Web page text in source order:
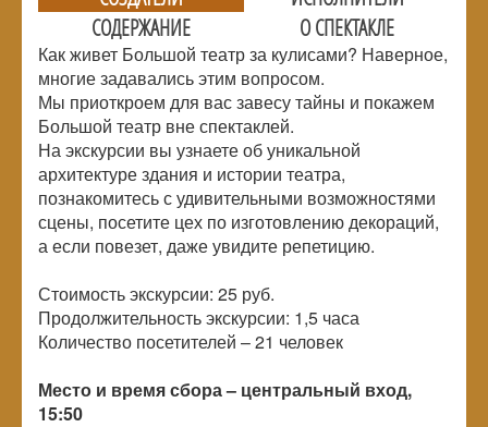
СОДЕРЖАНИЕ
О СПЕКТАКЛЕ
Как живет Большой театр за кулисами? Наверное,
многие задавались этим вопросом.
Мы приоткроем для вас завесу тайны и покажем
Большой театр вне спектаклей.
На экскурсии вы узнаете об уникальной
архитектуре здания и истории театра,
познакомитесь с удивительными возможностями
сцены, посетите цех по изготовлению декораций,
а если повезет, даже увидите репетицию.
Стоимость экскурсии: 25 руб.
Продолжительность экскурсии: 1,5 часа
Количество посетителей –21 человек
Место и время сбора – центральный вход,
15:50